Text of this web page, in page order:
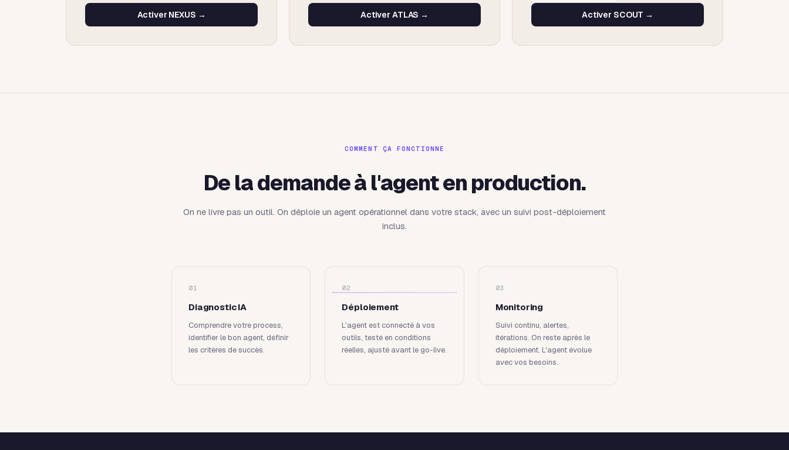
Activer NEXUS → Activer ATLAS → Activer SCOUT →
COMMENT ÇA FONCTIONNE
De la demande à l'agent en production.
On ne livre pas un outil. On déploie un agent opérationnel dans votre stack, avec un suivi post-déploiement
inclus.
01
Diagnostic IA
Comprendre votre process,
identifier le bon agent, définir
les critères de succès.
02
Déploiement
L'agent est connecté à vos
outils, testé en conditions
réelles, ajusté avant le go-live.
03
Monitoring
Suivi continu, alertes,
itérations. On reste après le
déploiement. L'agent évolue
avec vos besoins.